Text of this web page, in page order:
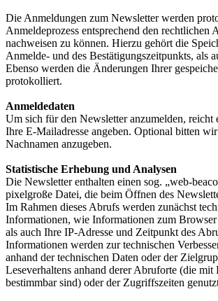
Die Anmeldungen zum Newsletter werden
Anmeldeprozess entsprechend den rechtlichen
nachweisen zu können. Hierzu gehört die
Anmelde- und des Bestätigungszeitpunkts, als
Ebenso werden die Änderungen Ihrer
protokolliert.
Anmeldedaten
Um sich für den Newsletter anzumelden, reicht
Ihre E-Mailadresse angeben. Optional bitten
Nachnamen anzugeben.
Statistische Erhebung und Analysen
Die Newsletter enthalten einen sog. „web-
pixelgroße Datei, die beim Öffnen des
Im Rahmen dieses Abrufs werden zunächst
Informationen, wie Informationen zum
als auch Ihre IP-Adresse und Zeitpunkt des
Informationen werden zur technischen
anhand der technischen Daten oder der
Leseverhaltens anhand derer Abruforte (die
bestimmbar sind) oder der Zugriffszeiten